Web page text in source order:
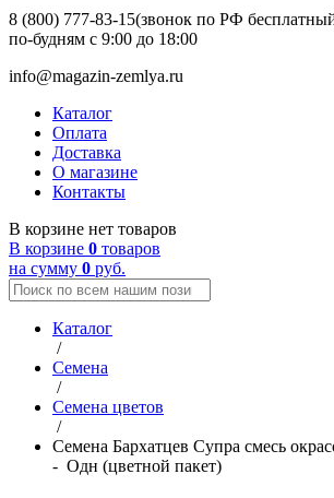
8 (800) 777-83-15(звонок по РФ
по-будням с 9:00 до 18:00
info@magazin-zemlya.ru
Каталог
Оплата
Доставка
О магазине
Контакты
В корзине нет товаров
В корзине 0 товаров
на сумму 0 руб.
Каталог
/
Семена
/
Семена цветов
/
Семена Бархатцев Супра смесь
- Одн (цветной пакет)